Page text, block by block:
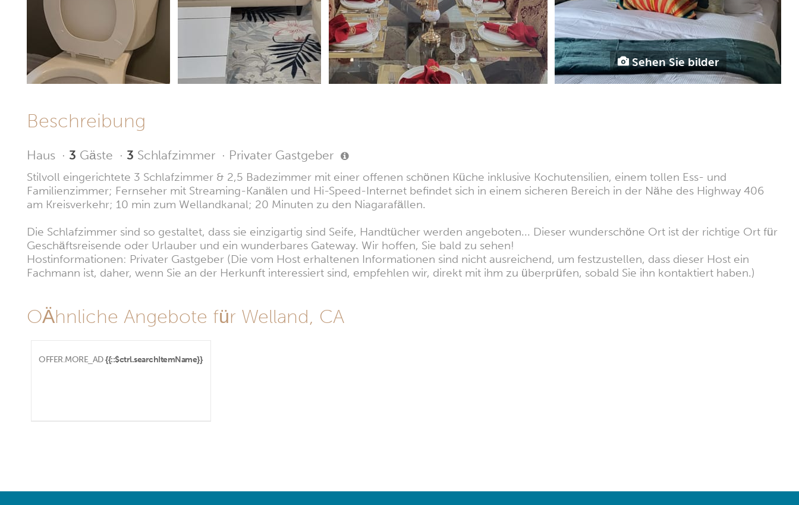
Sehen Sie bilder
Beschreibung
Haus · 3 Gäste · 3 Schlafzimmer · Privater Gastgeber
Stilvoll eingerichtete 3 Schlafzimmer & 2,5 Badezimmer mit einer offenen schönen Küche inklusive Kochutensilien, einem tollen Ess- und
Familienzimmer; Fernseher mit Streaming-Kanälen und Hi-Speed-Internet befindet sich in einem sicheren Bereich in der Nähe des Highway 406
am Kreisverkehr; 10 min zum Wellandkanal; 20 Minuten zu den Niagarafällen.
Die Schlafzimmer sind so gestaltet, dass sie einzigartig sind Seife, Handtücher werden angeboten... Dieser wunderschöne Ort ist der richtige Ort für
Geschäftsreisende oder Urlauber und ein wunderbares Gateway. Wir hoffen, Sie bald zu sehen!
Hostinformationen: Privater Gastgeber (Die vom Host erhaltenen Informationen sind nicht ausreichend, um festzustellen, dass dieser Host ein
Fachmann ist, daher, wenn Sie an der Herkunft interessiert sind, empfehlen wir, direkt mit ihm zu überprüfen, sobald Sie ihn kontaktiert haben.)
OÄhnliche Angebote für Welland, CA
OFFER.MORE_AD {{::$ctrl.searchItemName}}